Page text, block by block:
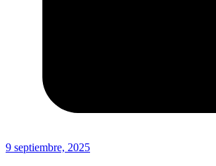
9 septiembre, 2025